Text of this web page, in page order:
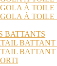
À
À TOILE
BATTANTS